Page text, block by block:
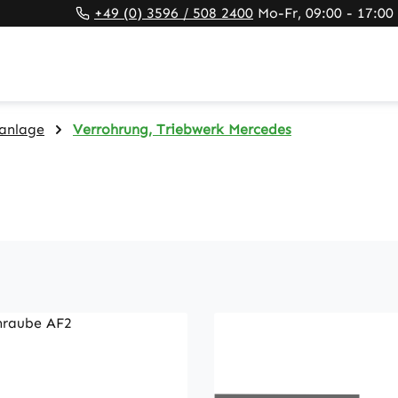
+49 (0) 3596 / 508 2400 Mo-Fr, 09:00 - 17:00
Verrohrung, Triebwerk Mercedes